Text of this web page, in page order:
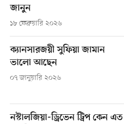
জানুন
১৮ ফেব্রুয়ারি ২০২৬
ক্যানসারজয়ী সুফিয়া জামান
ভালো আছেন
০৭ জানুয়ারি ২০২৬
নস্টালজিয়া-ড্রিভেন ট্রিপ কেন এত